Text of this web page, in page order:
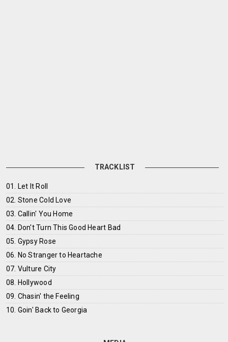
TRACKLIST
01. Let It Roll
02. Stone Cold Love
03. Callin' You Home
04. Don't Turn This Good Heart Bad
05. Gypsy Rose
06. No Stranger to Heartache
07. Vulture City
08. Hollywood
09. Chasin' the Feeling
10. Goin' Back to Georgia